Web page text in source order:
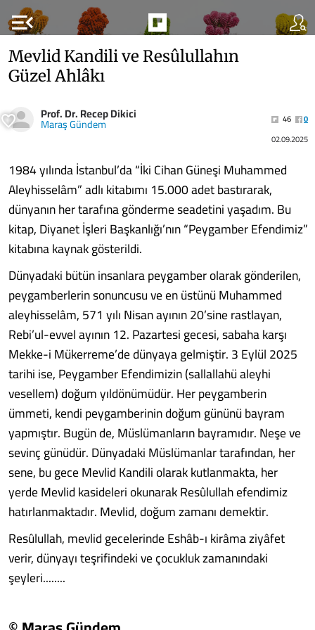
menu_open
Mevlid Kandili ve Resûlullahın
Güzel Ahlâkı
Prof. Dr. Recep Dikici
Maraş Gündem 46
0
02.09.2025
1984 yılında İstanbul’da “İki Cihan Güneşi Muhammed
Aleyhisselâm” adlı kitabımı 15.000 adet bastırarak,
dünyanın her tarafına gönderme seadetini yaşadım. Bu
kitap, Diyanet İşleri Başkanlığı’nın “Peygamber Efendimiz”
kitabına kaynak gösterildi.
Dünyadaki bütün insanlara peygamber olarak gönderilen,
peygamberlerin sonuncusu ve en üstünü Muhammed
aleyhisselâm, 571 yılı Nisan ayının 20’sine rastlayan,
Rebi’ul-evvel ayının 12. Pazartesi gecesi, sabaha karşı
Mekke-i Mükerreme’de dünyaya gelmiştir. 3 Eylül 2025
tarihi ise, Peygamber Efendimizin (sallallahü aleyhi
vesellem) doğum yıldönümüdür. Her peygamberin
ümmeti, kendi peygamberinin doğum gününü bayram
yapmıştır. Bugün de, Müslümanların bayramıdır. Neşe ve
sevinç günüdür. Dünyadaki Müslümanlar tarafından, her
sene, bu gece Mevlid Kandili olarak kutlanmakta, her
yerde Mevlid kasideleri okunarak Resûlullah efendimiz
hatırlanmaktadır. Mevlid, doğum zamanı demektir.
Resûlullah, mevlid gecelerinde Eshâb-ı kirâma ziyâfet
verir, dünyayı teşrifindeki ve çocukluk zamanındaki
şeyleri........